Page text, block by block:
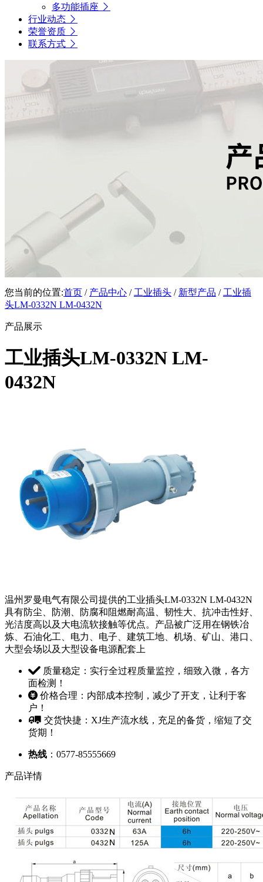
多功能插座
行业动态
荣誉资质
联系方式
您当前的位置:首页 / 产品中心 / 工业插头 / 新型产品 / 工业插
头LM-0332N LM-0432N
产品展示
工业插头LM-0332N LM-
0432N
温州罗曼电气有限公司提供的工业插头LM-0332N LM-0432N
具有防尘、防潮、防腐和阻燃耐高温、韧性大、抗冲击性好、
光洁度高以及大电流软接触等优点。产品被广泛用在钢铁冶
炼、石油化工、电力、电子、建筑工地、机场、矿山、港口、
大型会场以及大型设备电源配套上
质量稳定：实行全过程质量监控，细致入微，各方
面检测！
价格合理：内部成本控制，减少了开支，让利于客
户！
交货快捷：XJ生产流水线，充足的备货，缩短了交
货期！
热线 ：0577-85555669
产品详情